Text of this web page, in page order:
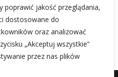
poprawić jakość przeglądania,
dostosowane do
oraz analizować
„Akceptuj wszystkie”
przez nas plików
FK: Analiza kluczowych